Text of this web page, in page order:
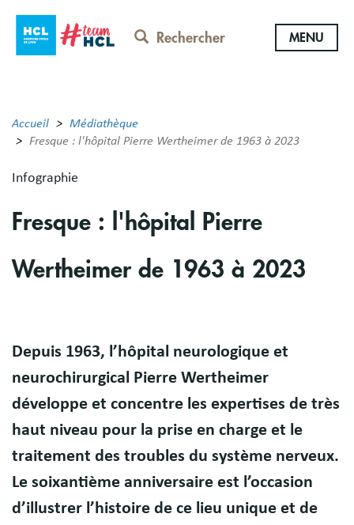
contenu
Rechercher MENU
Accueil
Médiathèque
Fresque : l'hôpital Pierre Wertheimer de 1963 à 2023
Infographie
Fresque : l'hôpital Pierre
Wertheimer de 1963 à 2023
Body
Depuis 1963, l’hôpital neurologique et
neurochirurgical Pierre Wertheimer
développe et concentre les expertises de très
haut niveau pour la prise en charge et le
traitement des troubles du système nerveux.
Le soixantième anniversaire est l’occasion
d’illustrer l’histoire de ce lieu unique et de